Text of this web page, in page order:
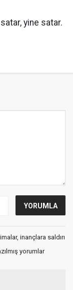
yine satar.
inançlara saldırı
yorumlar